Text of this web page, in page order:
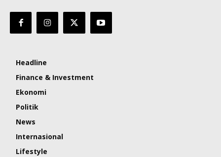
Headline
Finance & Investment
Ekonomi
Politik
News
Internasional
Lifestyle